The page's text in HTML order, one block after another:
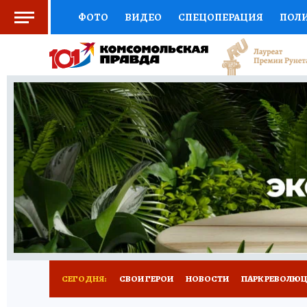
ФОТО ВИДЕО СПЕЦОПЕРАЦИЯ
СОЦПОДДЕРЖКА НАУКА СПОРТ
ВЫБОР ЭКСПЕРТОВ ДОКТОР
КНИЖНАЯ ПОЛКА ПРОГНОЗЫ НА СПОРТ
ПРЕСС-ЦЕНТР НЕДВИЖИМОСТЬ
ВСЕ О КП РАДИО КП РЕКЛАМА ТЕСТЫ
СЕГОДНЯ: СВОИ ГЕРОИ НОВОСТИ ПАРК